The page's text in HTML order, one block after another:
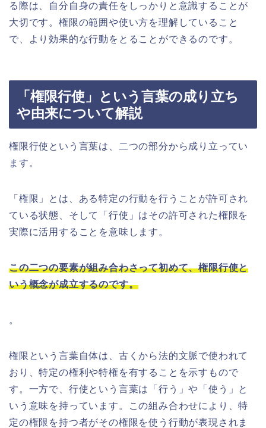
る際は、自分自身の責任をしっかりと意識することが
大切です。権限の範囲や使い方を理解していること
で、より効果的な行動をとることができるのです。
「権限行使」という言葉の成り立ち
や由来について解説
権限行使という言葉は、二つの部分から成り立ってい
ます。
「権限」とは、ある特定の行動を行うことが許可され
ている状態、そして「行使」はその許可された権限を
実際に活用することを意味します。
この二つの要素が組み合わさって初めて、権限行使と
いう概念が成立するのです。
。
権限という言葉自体は、古くから法的文脈で使われて
おり、特定の権利や特権を有することを示すもので
す。一方で、行使という言葉は「行う」や「使う」と
いう意味を持っています。この組み合わせにより、特
定の権限を持つ者がその権限を使う行動が表現されま